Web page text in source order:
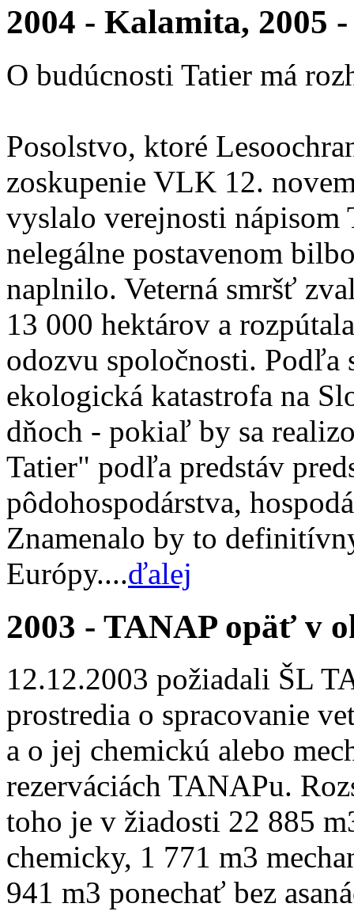
2004 - Kalamita, 2005
O budúcnosti Tatier má
Posolstvo, ktoré
zoskupenie VLK 12.
vyslalo verejnosti nápisom
nelegálne postavenom
naplnilo. Veterná smršť
13 000 hektárov a
odozvu spoločnosti. Podľa
ekologická katastrofa na
dňoch - pokiaľ by sa
Tatier" podľa predstáv
pôdohospodárstva,
Znamenalo by to
Európy....ďalej
2003 - TANAP opäť v
12.12.2003 požiadali ŠL
prostredia o spracovanie
a o jej chemickú alebo
rezerváciách TANAPu.
toho je v žiadosti 22 885
chemicky, 1 771 m3
941 m3 ponechať bez